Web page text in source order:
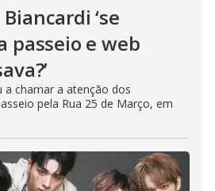
‘se
passeio e web
a chamar a atenção dos
pela Rua 25 de Março, em